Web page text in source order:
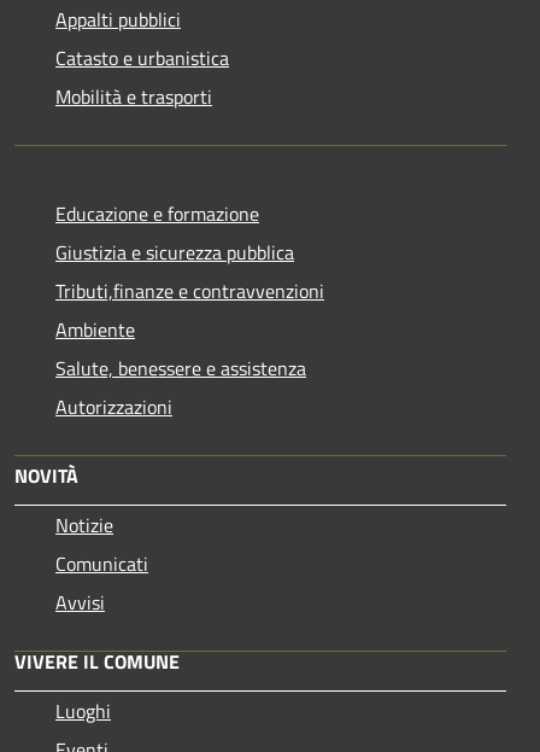
Appalti pubblici
Catasto e urbanistica
Mobilità e trasporti
Educazione e formazione
Giustizia e sicurezza pubblica
Tributi,finanze e contravvenzioni
Ambiente
Salute, benessere e assistenza
Autorizzazioni
NOVITÀ
Notizie
Comunicati
Avvisi
VIVERE IL COMUNE
Luoghi